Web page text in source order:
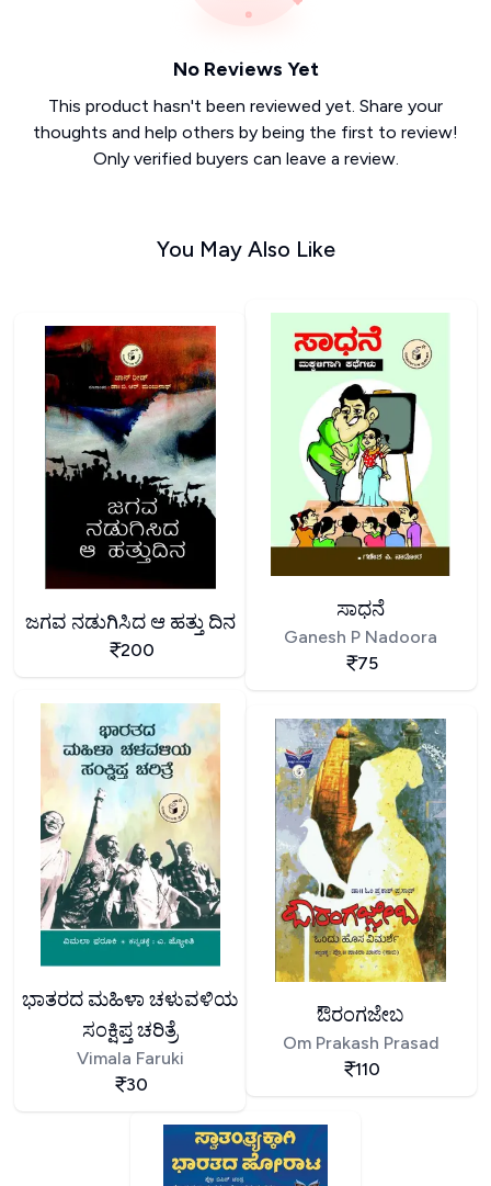
No Reviews Yet
This product hasn't been reviewed yet. Share your
thoughts and help others by being the first to review!
Only verified buyers can leave a review.
You May Also Like
ಜಗವ ನಡುಗಿಸಿದ ಆ ಹತ್ತು ದಿನ
200
ಸಾಧನೆ
Ganesh P Nadoora
75
ಭಾತರದ ಮಹಿಳಾ ಚಳುವಳಿಯ
ಸಂಕ್ಷಿಪ್ತ ಚರಿತ್ರೆ
Vimala Faruki
30
ಔರಂಗಜೇಬ
Om Prakash Prasad
110